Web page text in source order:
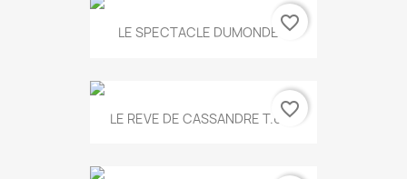
LE SPECTACLE DUMONDE...favorite_border
LE REVE DE CASSANDRE T.634
favorite_border